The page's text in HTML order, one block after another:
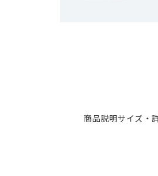
商品説明サイズ・